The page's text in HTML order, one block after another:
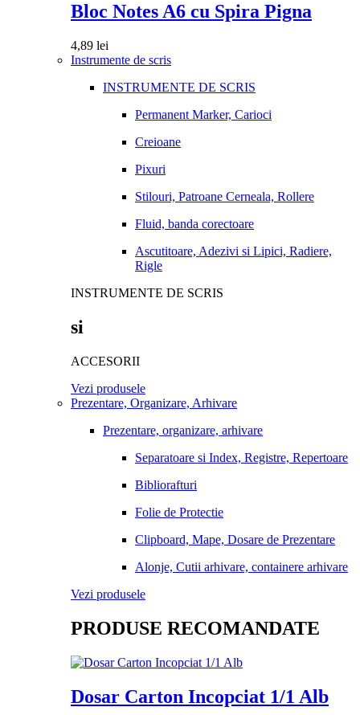
Bloc Notes A6 cu Spira Pigna
4,89 lei
Instrumente de scris
INSTRUMENTE DE SCRIS
Permanent Marker, Carioci
Creioane
Pixuri
Stilouri, Patroane Cerneala, Rollere
Fluid, banda corectoare
Ascutitoare, Adezivi si Lipici, Radiere,
Rigle
INSTRUMENTE DE SCRIS
si
ACCESORII
Vezi produsele
Prezentare, Organizare, Arhivare
Prezentare, organizare, arhivare
Separatoare si Index, Registre, Repertoare
Bibliorafturi
Folie de Protectie
Clipboard, Mape, Dosare de Prezentare
Alonje, Cutii arhivare, containere arhivare
Vezi produsele
PRODUSE RECOMANDATE
Dosar Carton Incopciat 1/1 Alb